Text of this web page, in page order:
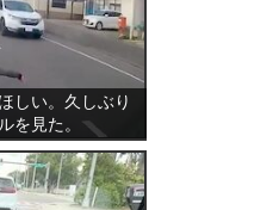
しい。久しぶり
を見た。